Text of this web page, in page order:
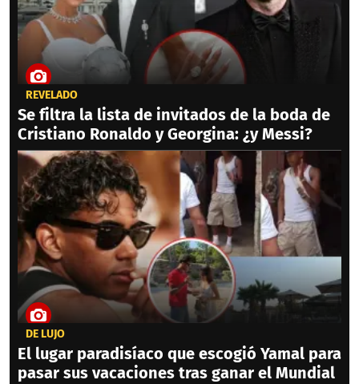
REVELADO
Se filtra la lista de invitados de la boda de
Cristiano Ronaldo y Georgina: ¿y Messi?
DE LUJO
El lugar paradisíaco que escogió Yamal para
pasar sus vacaciones tras ganar el Mundial